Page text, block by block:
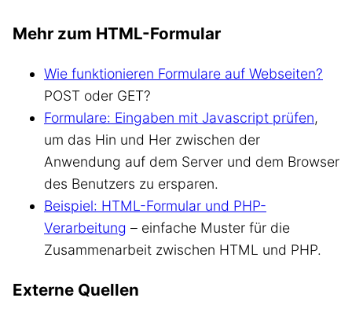
Mehr zum HTML-Formular
Wie funktionieren Formulare auf Webseiten?
POST oder GET?
Formulare: Eingaben mit Javascript prüfen,
um das Hin und Her zwischen der
Anwendung auf dem Server und dem Browser
des Benutzers zu ersparen.
Beispiel: HTML-Formular und PHP-
Verarbeitung – einfache Muster für die
Zusammenarbeit zwischen HTML und PHP.
Externe Quellen